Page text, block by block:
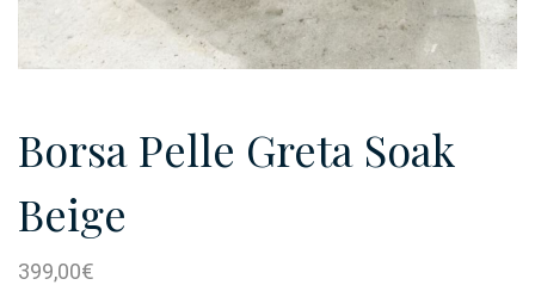
Borsa Pelle Greta Soak
Beige
399,00€